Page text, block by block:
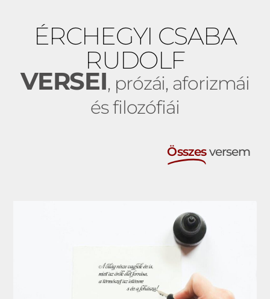
ÉRCHEGYI CSABA
RUDOLF
VERSEI, prózái, aforizmái
és filozófiái
Összesversem